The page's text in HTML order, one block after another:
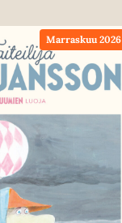
Marraskuu 2026